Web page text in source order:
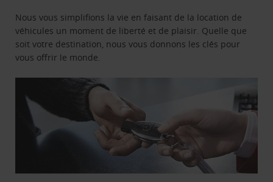
Nous vous simplifions la vie en faisant de la location de
véhicules un moment de liberté et de plaisir. Quelle que
soit votre destination, nous vous donnons les clés pour
vous offrir le monde.